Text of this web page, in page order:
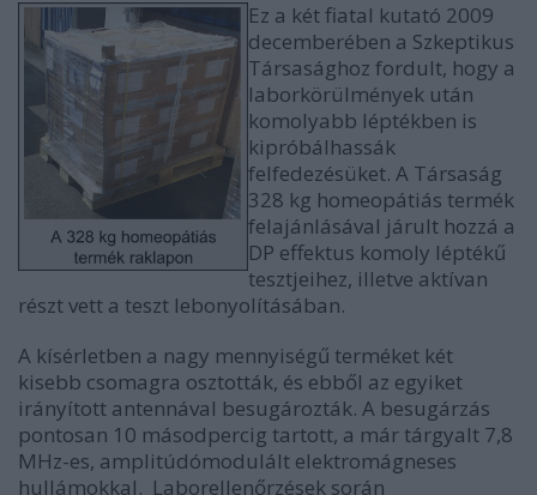
Ez a két fiatal kutató 2009
decemberében a Szkeptikus
Társasághoz fordult, hogy a
laborkörülmények után
komolyabb léptékben is
kipróbálhassák
felfedezésüket. A Társaság
328 kg homeopátiás termék
felajánlásával járult hozzá a
DP effektus komoly léptékű
tesztjeihez, illetve aktívan
részt vett a teszt lebonyolításában.
A kísérletben a nagy mennyiségű terméket két
kisebb csomagra osztották, és ebből az egyiket
irányított antennával besugározták. A besugárzás
pontosan 10 másodpercig tartott, a már tárgyalt 7,8
MHz-es, amplitúdómodulált elektromágneses
hullámokkal. Laborellenőrzések során